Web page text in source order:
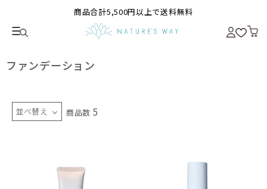
商品合計5,500円以上で送料無料
ファンデーション
並べ替え 商品数 5